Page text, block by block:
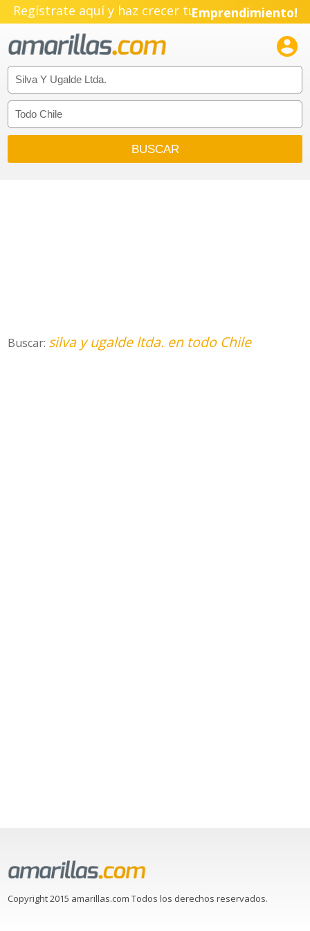
Regístrate aquí y haz crecer tuEmprendimiento!

Buscar: silva y ugalde ltda. en todo Chile
Copyright 2015 amarillas.com Todos los derechos reservados.